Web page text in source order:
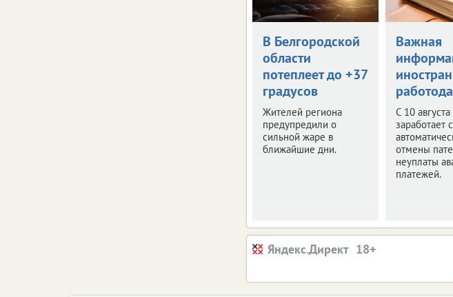
В Белгородской
области
потеплеет до +37
градусов
Жителей региона
предупредили о
сильной жаре в
ближайшие дни.
Важная
С 10 августа
заработает
отмены
неуплаты
платежей.
Яндекс.Директ